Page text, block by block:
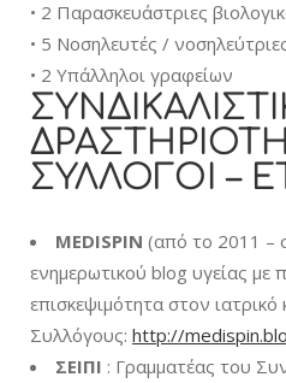
• 2 Παρασκευάστριες
• 5 Νοσηλευτές /
• 2 Υπάλληλοι γραφείων
ΣΥΛΛΟΓΟΙ –
MEDISPIN (από το 2011 –
ενημερωτικού blog υγείας με
επισκεψιμότητα στον
Συλλόγους: http://
ΣΕΙΠΙ : Γραμματέας του